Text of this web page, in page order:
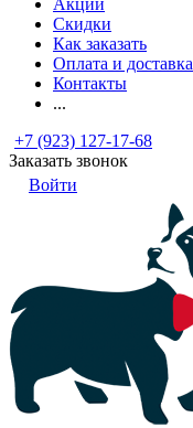
Акции
Скидки
Как заказать
Оплата и доставка
Контакты
...
+7 (923) 127-17-68
Заказать звонок
Войти